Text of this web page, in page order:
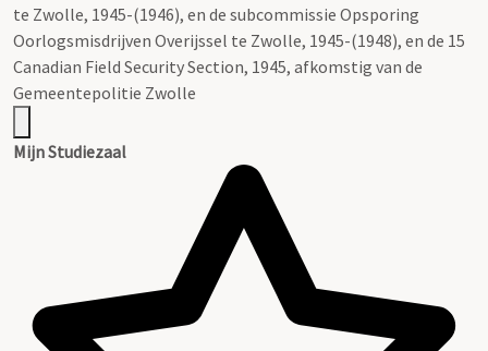
te Zwolle, 1945-(1946), en de subcommissie Opsporing
Oorlogsmisdrijven Overijssel te Zwolle, 1945-(1948), en de 15
Canadian Field Security Section, 1945, afkomstig van de
Gemeentepolitie Zwolle
Mijn Studiezaal